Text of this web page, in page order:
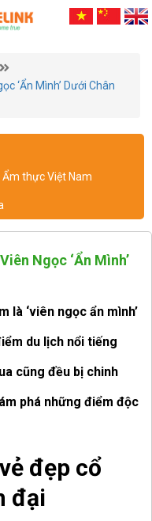
‘Ẩn Mình’ Dưới Chân
Ẩm thực Việt Nam
Ngọc ‘Ẩn Mình’
là ‘viên ngọc ẩn mình’
du lịch nổi tiếng
cũng đều bị chinh
phá những điểm độc
đẹp cổ
đại